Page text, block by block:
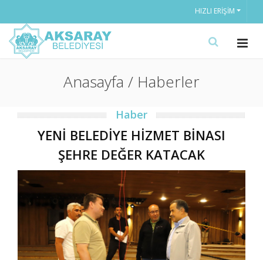
HIZLI ERIŞIM
Anasayfa / Haberler
Haber
YENİ BELEDİYE HİZMET BİNASI
ŞEHRE DEĞER KATACAK